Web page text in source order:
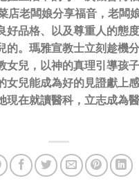
店老闆娘分享福音，老闆
好品格、以及尊重人的態
的。瑪雅宣教士立刻趁機
女兒，以神的真理引導孩
女兒能成為好的見證獻上
現在就讀醫科，立志成為